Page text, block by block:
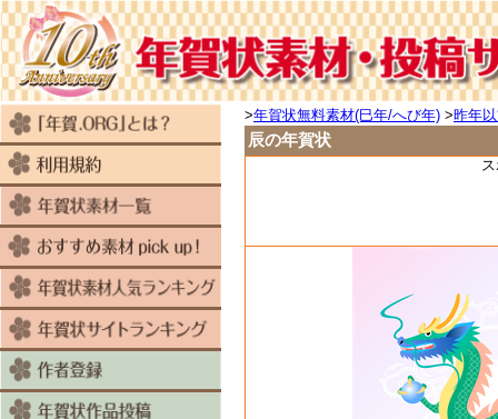
>年賀状無料素材(巳年/へび年) >昨年
辰の年賀状